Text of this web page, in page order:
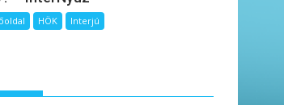
HÖK Interjú